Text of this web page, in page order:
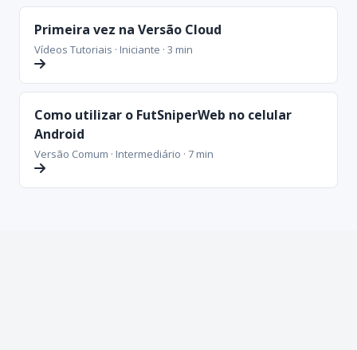
Primeira vez na Versão Cloud
Vídeos Tutoriais · Iniciante · 3 min
Como utilizar o FutSniperWeb no celular
Android
Versão Comum · Intermediário · 7 min